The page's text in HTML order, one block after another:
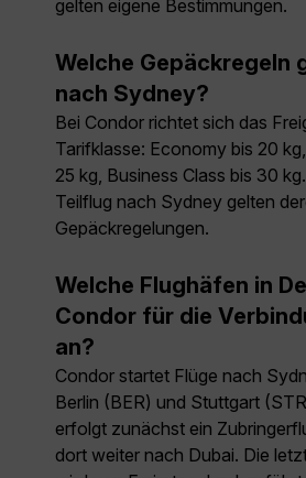
gelten eigene Bestimmungen.
Welche Gepäckregeln
nach Sydney?
Bei Condor richtet sich das
Tarifklasse: Economy bis 20
25 kg, Business Class bis 30
Teilflug nach Sydney gelten
Gepäckregelungen.
Welche Flughäfen in
Condor für die
an?
Condor startet Flüge nach
Berlin (BER) und Stuttgart
erfolgt zunächst ein
dort weiter nach Dubai. Die